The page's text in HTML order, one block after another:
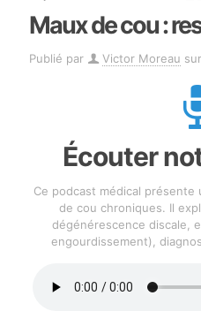
Maux de cou :
Publié par Victor Moreau sur
Écouter
Ce podcast médical
de cou chroniques. Il
dégénérescence discale,
engourdissement),